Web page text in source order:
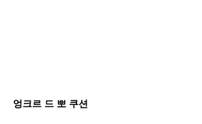
엉크르 드 뽀 쿠션